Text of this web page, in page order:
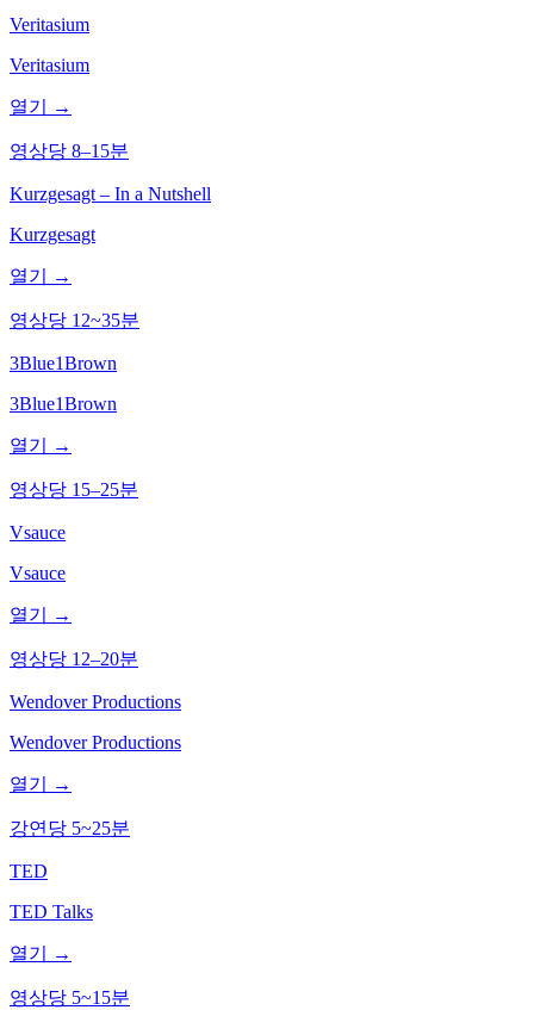
Veritasium
Veritasium
열기 →
영상당 8–15분
Kurzgesagt – In a Nutshell
Kurzgesagt
열기 →
영상당 12~35분
3Blue1Brown
3Blue1Brown
열기 →
영상당 15–25분
Vsauce
Vsauce
열기 →
영상당 12–20분
Wendover Productions
Wendover Productions
열기 →
강연당 5~25분
TED
TED Talks
열기 →
영상당 5~15분